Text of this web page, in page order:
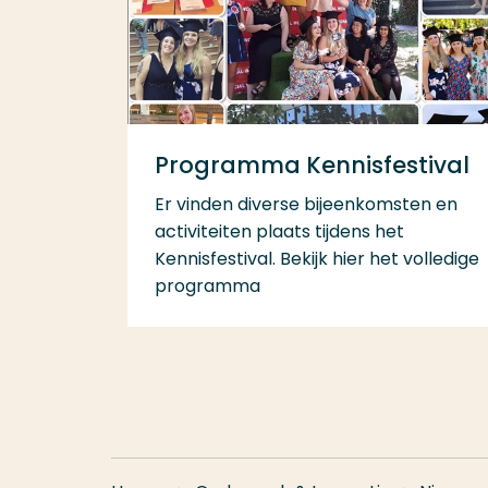
Programma Kennisfestival
Er vinden diverse bijeenkomsten en
activiteiten plaats tijdens het
Kennisfestival. Bekijk hier het volledige
programma